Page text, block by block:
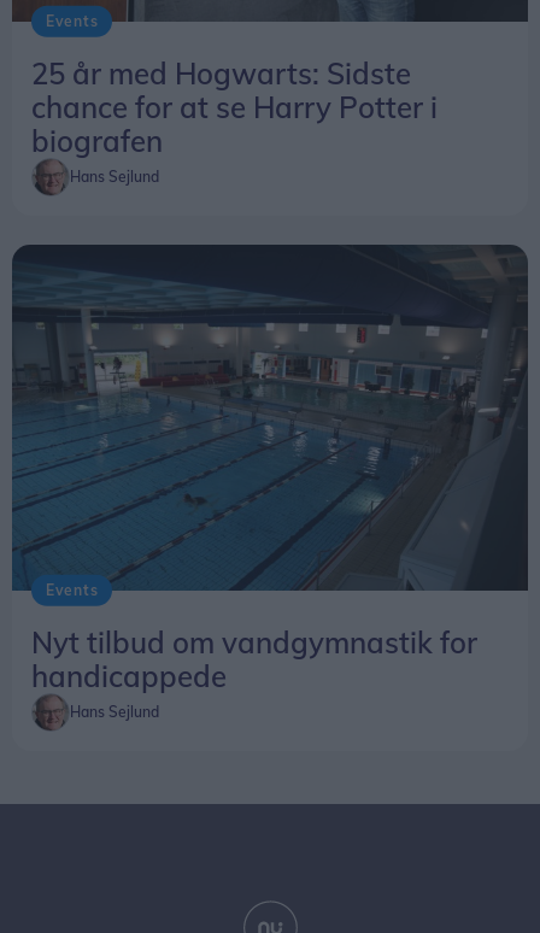
Events
25 år med Hogwarts: Sidste
chance for at se Harry Potter i
biografen
Hans Sejlund
Events
Nyt tilbud om vandgymnastik for
handicappede
Hans Sejlund